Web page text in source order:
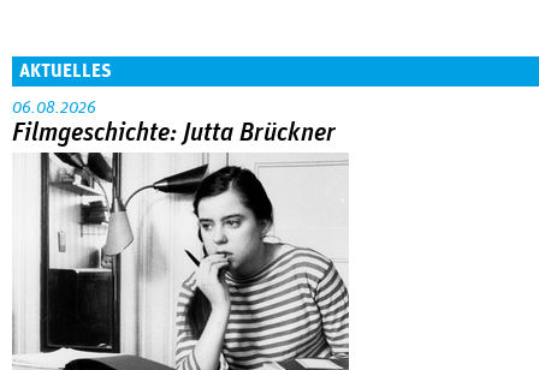
AKTUELLES
06.08.2026
Filmgeschichte: Jutta Brückner